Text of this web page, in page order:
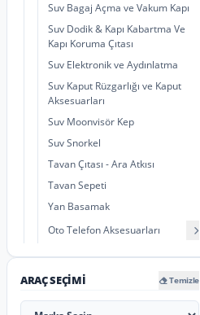
Suv Bagaj Açma ve Vakum Kapı
Suv Dodik & Kapı Kabartma Ve
Kapı Koruma Çıtası
Suv Elektronik ve Aydınlatma
Suv Kaput Rüzgarlığı ve Kaput
Aksesuarları
Suv Moonvisör Kep
Suv Snorkel
Tavan Çıtası - Ara Atkısı
Tavan Sepeti
Yan Basamak
Oto Telefon Aksesuarları
ARAÇ SEÇIMI Temizle